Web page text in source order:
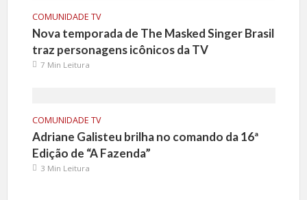
COMUNIDADE TV
Nova temporada de The Masked Singer Brasil
traz personagens icônicos da TV
7 Min Leitura
COMUNIDADE TV
Adriane Galisteu brilha no comando da 16ª
Edição de “A Fazenda”
3 Min Leitura